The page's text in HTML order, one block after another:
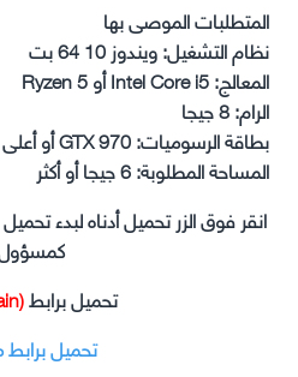
المتطلبات الموصى بها
نظام التشغيل: ويندوز 10 64 بت
المعالج: Intel Core i5 أو Ryzen 5
الرام: 8 جيجا
بطاقة الرسوميات: GTX 970 أو أعلى
المساحة المطلوبة: 6 جيجا أو أكثر
انقر فوق الزر تحميل أدناه لبدء
تحميل برابط(Pixeldrain)
تحميل برابط